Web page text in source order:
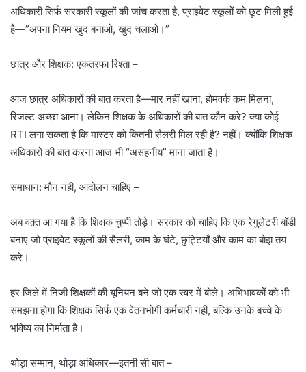
अधिकारी सिर्फ सरकारी स्कूलों की जांच करता है, प्राइवेट स्कूलों को छूट मिली हुई
है—”अपना नियम खुद बनाओ, खुद चलाओ।”
छात्र और शिक्षक: एकतरफा रिश्ता –
आज छात्र अधिकारों की बात करता है—मार नहीं खाना, होमवर्क कम मिलना,
रिजल्ट अच्छा आना। लेकिन शिक्षक के अधिकारों की बात कौन करे? क्या कोई
RTI लगा सकता है कि मास्टर को कितनी सैलरी मिल रही है? नहीं। क्योंकि शिक्षक
अधिकारों की बात करना आज भी “असहनीय” माना जाता है।
समाधान: मौन नहीं, आंदोलन चाहिए –
अब वक़्त आ गया है कि शिक्षक चुप्पी तोड़े। सरकार को चाहिए कि एक रेगुलेटरी बॉडी
बनाए जो प्राइवेट स्कूलों की सैलरी, काम के घंटे, छुट्टियाँ और काम का बोझ तय
करे।
हर जिले में निजी शिक्षकों की यूनियन बने जो एक स्वर में बोले। अभिभावकों को भी
समझना होगा कि शिक्षक सिर्फ एक वेतनभोगी कर्मचारी नहीं, बल्कि उनके बच्चे के
भविष्य का निर्माता है।
थोड़ा सम्मान, थोड़ा अधिकार—इतनी सी बात –